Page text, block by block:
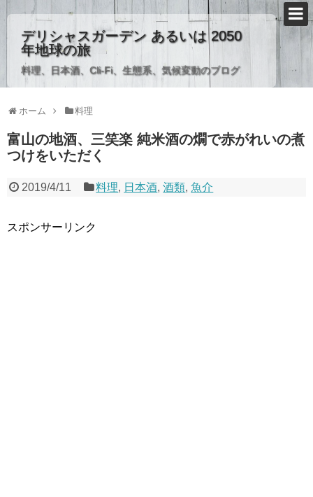
デリシャスガーデン あるいは 2050
年地球の旅
料理、日本酒、Cli-Fi、生態系、気候変動のブログ
ホーム 料理
富山の地酒、三笑楽 純米酒の燗で赤がれいの煮
つけをいただく
2019/4/11 料理, 日本酒,酒類,魚介
スポンサーリンク